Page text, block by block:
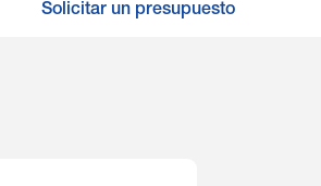
Solicitar un presupuesto